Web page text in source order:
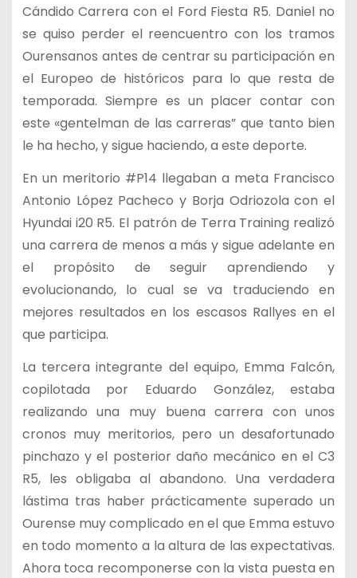
Cándido Carrera con el Ford Fiesta R5. Daniel no
se quiso perder el reencuentro con los tramos
Ourensanos antes de centrar su participación en
el Europeo de históricos para lo que resta de
temporada. Siempre es un placer contar con
este «gentelman de las carreras” que tanto bien
le ha hecho, y sigue haciendo, a este deporte.
En un meritorio #P14 llegaban a meta Francisco
Antonio López Pacheco y Borja Odriozola con el
Hyundai i20 R5. El patrón de Terra Training realizó
una carrera de menos a más y sigue adelante en
el propósito de seguir aprendiendo y
evolucionando, lo cual se va traduciendo en
mejores resultados en los escasos Rallyes en el
que participa.
La tercera integrante del equipo, Emma Falcón,
copilotada por Eduardo González, estaba
realizando una muy buena carrera con unos
cronos muy meritorios, pero un desafortunado
pinchazo y el posterior daño mecánico en el C3
R5, les obligaba al abandono. Una verdadera
lástima tras haber prácticamente superado un
Ourense muy complicado en el que Emma estuvo
en todo momento a la altura de las expectativas.
Ahora toca recomponerse con la vista puesta en